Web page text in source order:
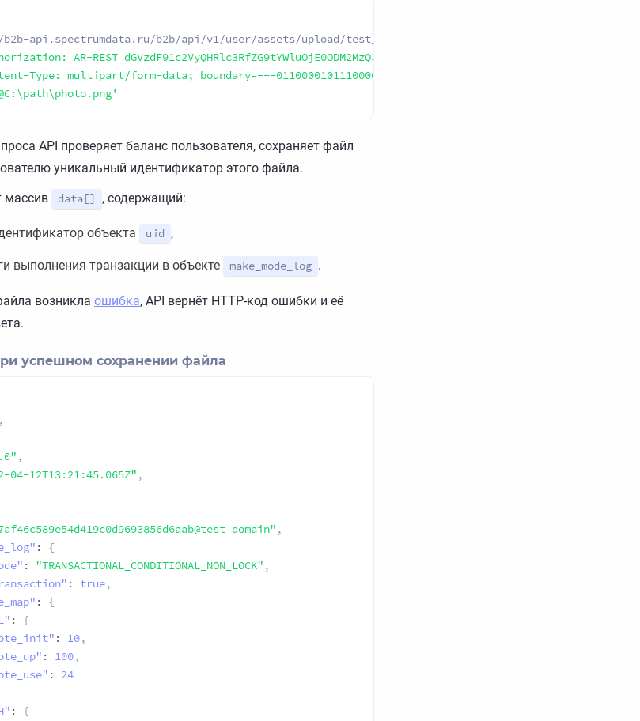
api.spectrumdata.ru/b2b/api/v1/user/assets/upload/test_report_type@test_domain \
AR-REST
Type: multipart/form-data; boundary=---011000010111000001101001'
API проверяет баланс пользователя, сохраняет файл
уникальный идентификатор этого файла.
массив
data[] , содержащий:
объекта uid ,
выполнения транзакции в объекте make_mode_log .
возникла ошибка, API вернёт HTTP-код ошибки и её
успешном сохранении файла
,
,
04-12T13:21:45.065Z" ,
,
:
{
: "TRANSACTIONAL_CONDITIONAL_NON_LOCK" ,
: true,
:
{
:
{
: 10,
: 100,
:
24
:
{